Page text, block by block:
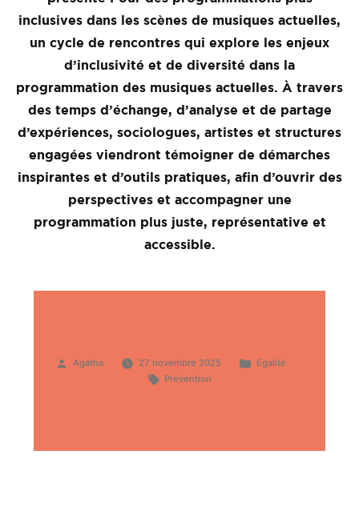
inclusives dans les scènes de musiques actuelles,
un cycle de rencontres qui explore les enjeux
d’inclusivité et de diversité dans la
programmation des musiques actuelles. À travers
des temps d’échange, d’analyse et de partage
d’expériences, sociologues, artistes et structures
engagées viendront témoigner de démarches
inspirantes et d’outils pratiques, afin d’ouvrir des
perspectives et accompagner une
programmation plus juste, représentative et
accessible.
Publié
Agatha 27 novembre 2025
Publié
Egalité
Étiquettes :
Prévention